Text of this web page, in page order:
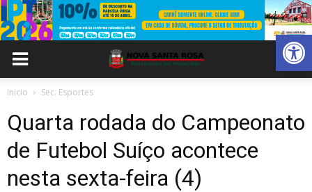
Abrir
Inicio Sec. Esportes
Quarta rodada do Campeonato
de Futebol Suíço acontece
nesta sexta-feira (4)